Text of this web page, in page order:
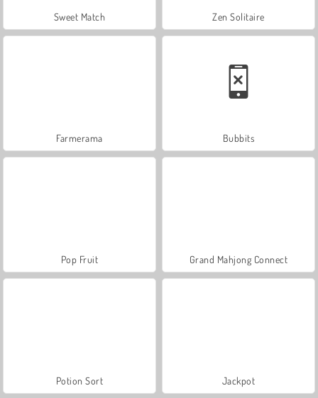
Sweet Match Zen Solitaire
Farmerama Bubbits
Pop Fruit Grand Mahjong Connect
Potion Sort Jackpot